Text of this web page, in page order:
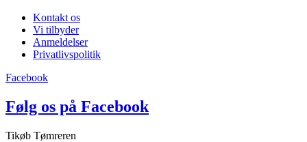
Kontakt os
Vi tilbyder
Anmeldelser
Privatlivspolitik
Facebook
Følg os på Facebook
Tikøb Tømreren